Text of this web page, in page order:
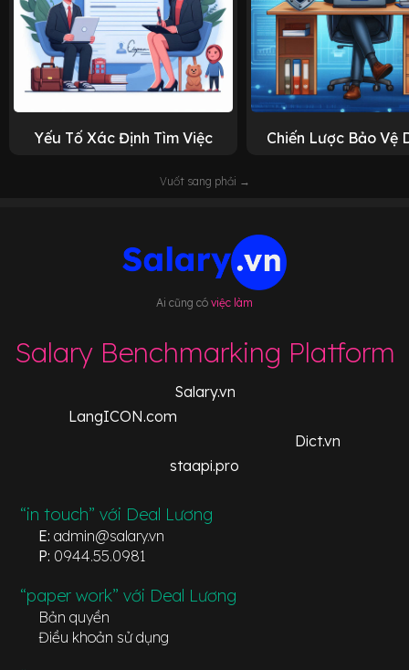
Yếu Tố Xác Định Tìm Việc Chiến Lược Bảo Vệ
Vuốt sang phải →
Ai cũng có việc làm
Salary Benchmarking Platform
Salary.vn
LangICON.com
Dict.vn
staapi.pro
“in touch” với Deal Lương
E: admin@salary.vn
P: 0944.55.0981
“paper work” với Deal Lương
Bản quyền
Điều khoản sử dụng